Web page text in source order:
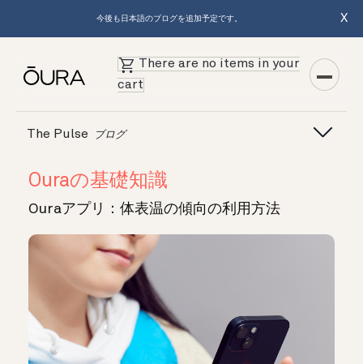
今後も日本語のブログを追加予定です。 X
There are no items in your
cart
The Pulse ブログ
Ouraの基礎知識
Ouraアプリ：体表温の傾向の利用方法